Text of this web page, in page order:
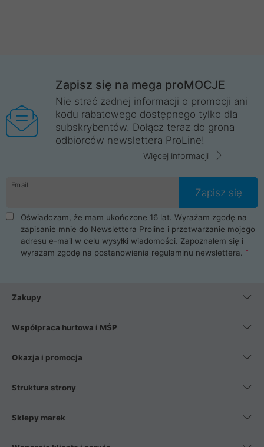
Zapisz się na mega proMOCJE
Nie strać żadnej informacji o promocji ani
kodu rabatowego dostępnego tylko dla
subskrybentów. Dołącz teraz do grona
odbiorców newslettera ProLine!
Więcej informacji
Email
Zapisz się
Oświadczam, że mam ukończone 16 lat. Wyrażam zgodę na
zapisanie mnie do Newslettera Proline i przetwarzanie mojego
adresu e-mail w celu wysyłki wiadomości. Zapoznałem się i
wyrażam zgodę na postanowienia regulaminu newslettera.
Zakupy
Współpraca hurtowa i MŚP
Okazja i promocja
Struktura strony
Sklepy marek